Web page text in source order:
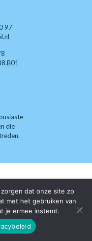
97
die
dat onze site zo
met het gebruiken van
je ermee instemt.